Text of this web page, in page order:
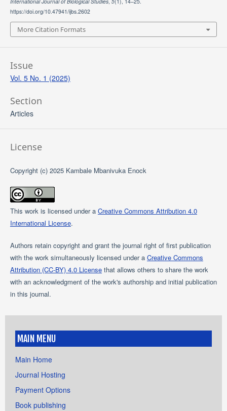
https://doi.org/10.47941/ijbs.2602
More Citation Formats
Issue
Vol. 5 No. 1 (2025)
Section
Articles
License
Copyright (c) 2025 Kambale Mbanivuka Enock
This work is licensed under a Creative Commons Attribution 4.0
International License.
Authors retain copyright and grant the journal right of first publication
with the work simultaneously licensed under a Creative Commons
Attribution (CC-BY) 4.0 Licensethat allows others to share the work
with an acknowledgment of the work's authorship and initial publication
in this journal.
MAIN MENU
Main Home
Journal Hosting
Payment Options
Book publishing